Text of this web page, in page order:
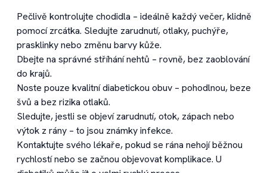
Pečlivě kontrolujte chodidla – ideálně každý večer, klidně
pomocí zrcátka. Sledujte zarudnutí, otlaky, puchýře,
prasklinky nebo změnu barvy kůže.
Dbejte na správné stříhání nehtů – rovně, bez zaoblování
do krajů.
Noste pouze kvalitní diabetickou obuv – pohodlnou, beze
švů a bez rizika otlaků.
Sledujte, jestli se objeví zarudnutí, otok, zápach nebo
výtok z rány – to jsou známky infekce.
Kontaktujte svého lékaře, pokud se rána nehojí běžnou
rychlostí nebo se začnou objevovat komplikace. U